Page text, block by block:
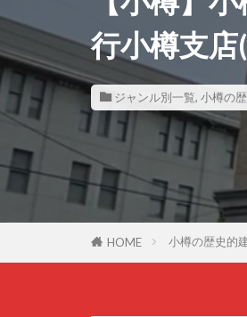
行小樽支
ジャンル別一覧, 小樽の
HOME 小樽の歴史的